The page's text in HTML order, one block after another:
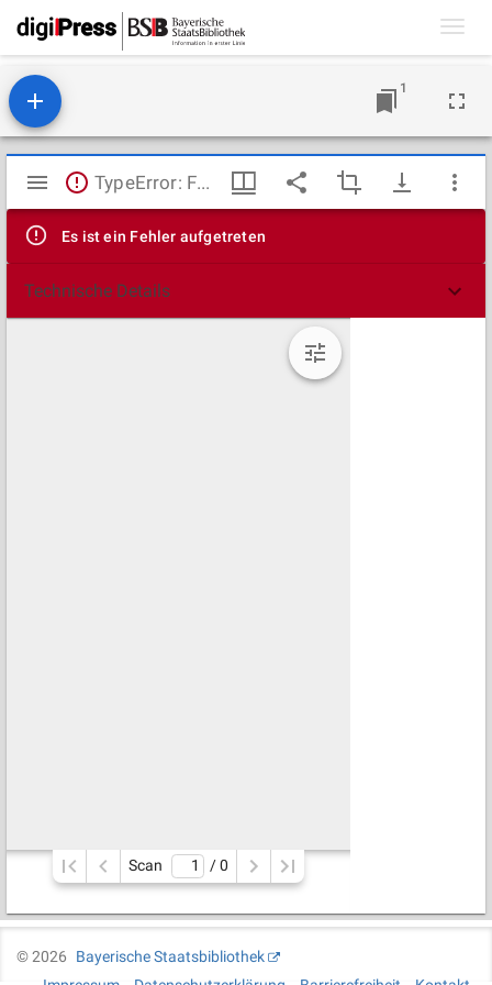
1
Mirador
Viewer
TypeError: Failed to fetch
Es ist ein Fehler aufgetreten
Technische Details
Scan / 0
©2026
Bayerische Staatsbibliothek